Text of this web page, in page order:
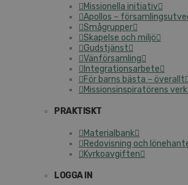
Missionella initiativ
Apollos –
Smågrupper
Skapelse och miljö
Gudstjänst
Vänförsamling
Integrationsarbete
För barns bästa – överallt
Missionsinspiratörens
PRAKTISKT
Materialbank
Redovisning och
Kyrkoavgiften
LOGGA IN